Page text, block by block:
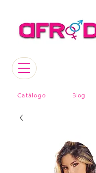
Catálogo Blog